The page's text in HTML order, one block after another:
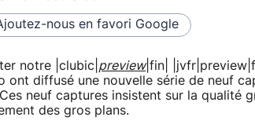
nous en favori Google
notre |clubic| preview|fin|
ont diffusé une nouvelle série de neuf
neuf captures insistent sur la qualité
des gros plans.